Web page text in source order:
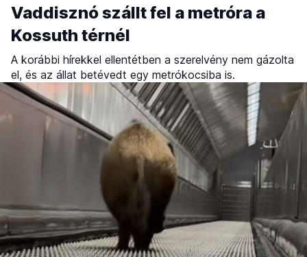
Vaddisznó szállt fel a metróra a
Kossuth térnél
A korábbi hírekkel ellentétben a szerelvény nem gázolta
el, és az állat betévedt egy metrókocsiba is.